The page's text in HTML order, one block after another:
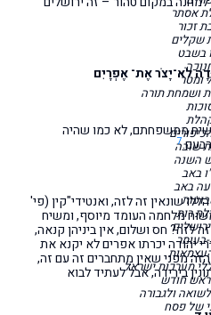
אסתר
זכור
שקלים
בשבט
ומטר
ושמחת תורה
שובה
השנה
באב
באב
רות
בעומר
מערכות ישראל
חודש
לשואה ולגבורה
של פסח
לֹא־יָצֹר אֶת־ אֶפְרָיִם
ממשפחתם, לא כמו שהיה
7
שונאין זה לזה, ואנטידי"קין (פי'
מלחמה העומד מיוסף, ומשיח
לזה? חס ושלום, אין ביניהן קנאה,
יהודה יכרתו אפרים לא יקנא את
הזה מפני שאין מתחברים זה עם זה,
בירידה, אבל לעתיד לבוא